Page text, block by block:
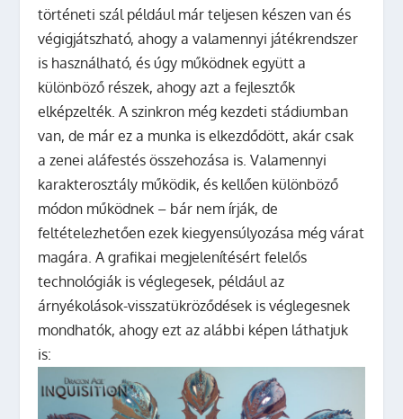
történeti szál például már teljesen készen van és
végigjátszható, ahogy a valamennyi játékrendszer
is használható, és úgy működnek együtt a
különböző részek, ahogy azt a fejlesztők
elképzelték. A szinkron még kezdeti stádiumban
van, de már ez a munka is elkezdődött, akár csak
a zenei aláfestés összehozása is. Valamennyi
karakterosztály működik, és kellően különböző
módon működnek – bár nem írják, de
feltételezhetően ezek kiegyensúlyozása még várat
magára. A grafikai megjelenítésért felelős
technológiák is véglegesek, például az
árnyékolások-visszatükröződések is véglegesnek
mondhatók, ahogy ezt az alábbi képen láthatjuk
is: